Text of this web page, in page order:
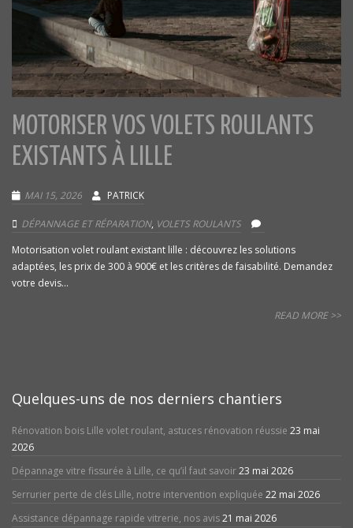
MOTORISER VOS VOLETS ROULANTS
EXISTANTS À LILLE
MAI 15, 2026 PATRICK
DÉPANNAGE ET RÉPARATION, VOLETS ROULANTS
Motorisation volet roulant existant lille : découvrez les solutions
adaptées, les prix de 300 à 900€ et les critères de faisabilité. Demandez
votre devis...
READ MORE >>
Quelques-uns de nos derniers chantiers
Rénovation bois Lille volet roulant, astuces rénovation réussie 23 mai
2026
Dépannage vitre fissurée à Lille, ce qu’il faut savoir23 mai 2026
Serrurier perte de clés Lille, notre intervention expliquée 22 mai 2026
Assistance dépannage rapide vitrerie, nos avis21 mai 2026